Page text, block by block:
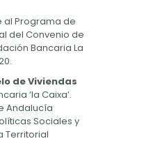
Programa de
del Convenio de
Bancaria La
de Viviendas
‘la Caixa’.
Andalucía
Sociales y
Territorial